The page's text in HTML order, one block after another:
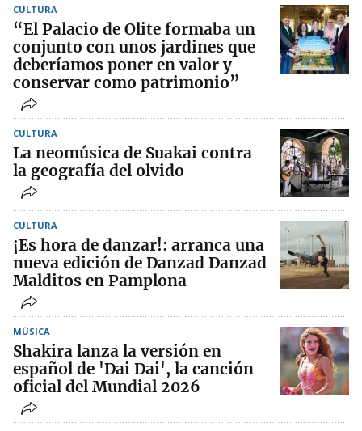
CULTURA
“El Palacio de Olite formaba un
conjunto con unos jardines que
deberíamos poner en valor y
conservar como patrimonio”
CULTURA
La neomúsica de Suakai contra
la geografía del olvido
CULTURA
¡Es hora de danzar!: arranca una
nueva edición de Danzad Danzad
Malditos en Pamplona
MÚSICA
Shakira lanza la versión en
español de 'Dai Dai', la canción
oficial del Mundial 2026